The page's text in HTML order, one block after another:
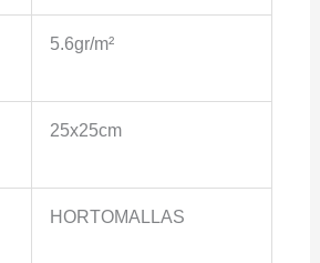
5.6gr/m²
25x25cm
HORTOMALLAS